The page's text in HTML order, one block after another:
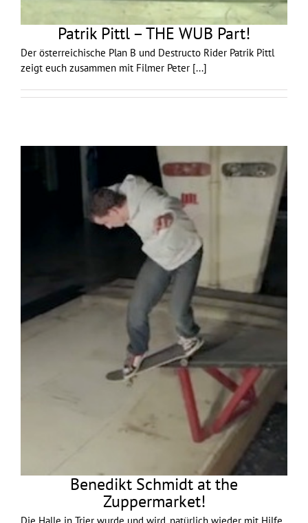
Patrik Pittl – THE WUB Part!
Der österreichische Plan B und Destructo Rider Patrik Pittl
zeigt euch zusammen mit Filmer Peter [...]
Benedikt Schmidt at the
Zuppermarket!
Die Halle in Trier wurde und wird, natürlich wieder mit Hilfe